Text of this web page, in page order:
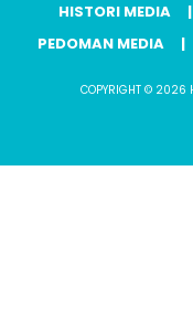
HISTORI MEDIA
PEDOMAN MEDIA
COPYRIGHT © 2026